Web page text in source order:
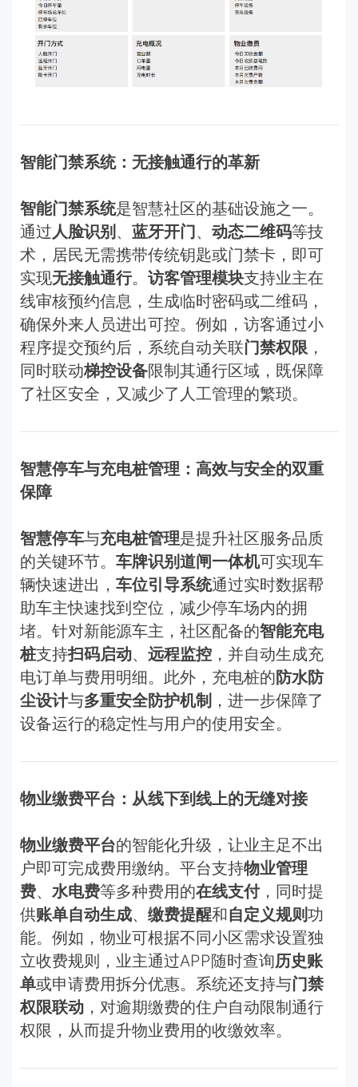
智能门禁系统：无接触通行的革新
智能门禁系统是智慧社区的基础设施之一。
通过人脸识别 、 蓝牙开门 、 动态二维码等技
术，居民无需携带传统钥匙或门禁卡，即可
实现无接触通行。 访客管理模块支持业主在
线审核预约信息，生成临时密码或二维码，
确保外来人员进出可控。例如，访客通过小
程序提交预约后，系统自动关联门禁权限 ，
同时联动梯控设备限制其通行区域，既保障
了社区安全，又减少了人工管理的繁琐。
智慧停车与充电桩管理：高效与安全的双重
保障
智慧停车与充电桩管理是提升社区服务品质
的关键环节。 车牌识别道闸一体机可实现车
辆快速进出， 车位引导系统通过实时数据帮
助车主快速找到空位，减少停车场内的拥
堵。针对新能源车主，社区配备的智能充电
桩支持扫码启动、 远程监控 ，并自动生成充
电订单与费用明细。此外，充电桩的防水防
尘设计与多重安全防护机制 ，进一步保障了
设备运行的稳定性与用户的使用安全。
物业缴费平台：从线下到线上的无缝对接
物业缴费平台的智能化升级，让业主足不出
户即可完成费用缴纳。平台支持物业管理
费、 水电费等多种费用的在线支付，同时提
供账单自动生成、 缴费提醒和自定义规则功
能。例如，物业可根据不同小区需求设置独
立收费规则，业主通过APP随时查询历史账
单或申请费用拆分优惠。系统还支持与门禁
权限联动 ，对逾期缴费的住户自动限制通行
权限，从而提升物业费用的收缴效率。